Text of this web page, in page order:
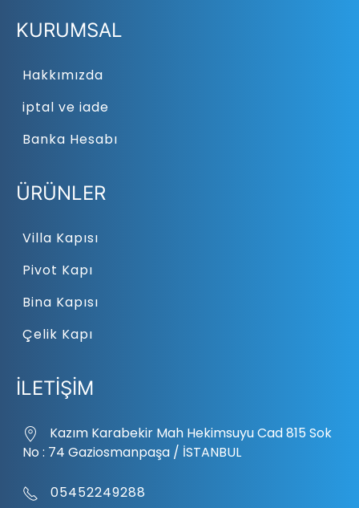
KURUMSAL
Hakkımızda
iptal ve iade
Banka Hesabı
ÜRÜNLER
Villa Kapısı
Pivot Kapı
Bina Kapısı
Çelik Kapı
İLETİŞİM
Kazım Karabekir Mah Hekimsuyu Cad 815 Sok
No : 74 Gaziosmanpaşa / İSTANBUL
05452249288